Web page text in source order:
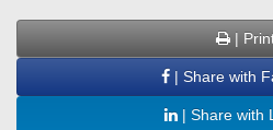
|
| Share with
| Share with